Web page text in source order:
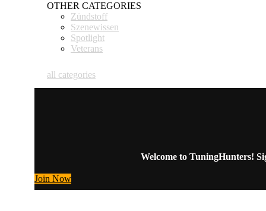
OTHER CATEGORIES
Zündstoff
Szenewissen
Spotlight
Veterans
all categories
Welcome to TuningHunters!
Join Now